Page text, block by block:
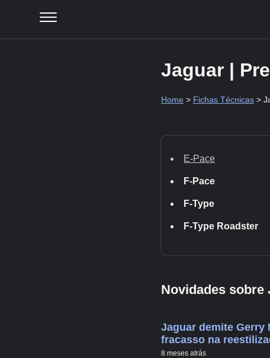
Jaguar |
Home > Fichas Técnicas >
E-Pace
F-Pace
F-Type
F-Type Roadster
Novidades sobre
Jaguar demite Gerry
fracasso na
8 meses atrás